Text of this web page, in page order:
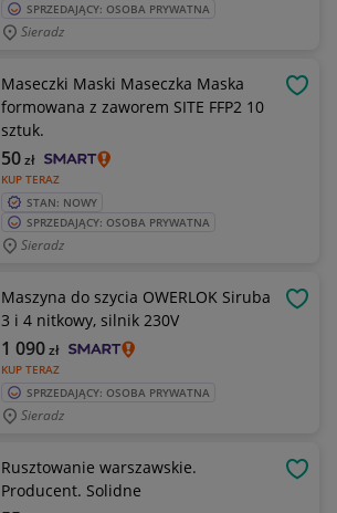
SPRZEDAJĄCY: OSOBA PRYWATNA
Sieradz
Maseczki Maski Maseczka Maska
formowana z zaworem SITE FFP2 10
sztuk.
KUP TERAZ
50zł
STAN: NOWY
SPRZEDAJĄCY: OSOBA PRYWATNA
Sieradz
Maszyna do szycia OWERLOK Siruba
3 i 4 nitkowy, silnik 230V
KUP TERAZ
1 090zł
SPRZEDAJĄCY: OSOBA PRYWATNA
Sieradz
Rusztowanie warszawskie.
Producent. Solidne